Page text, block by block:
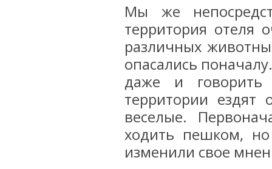
Мы же
территория отеля
различных
опасались
даже и
территории
веселые.
ходить пешком,
изменили свое